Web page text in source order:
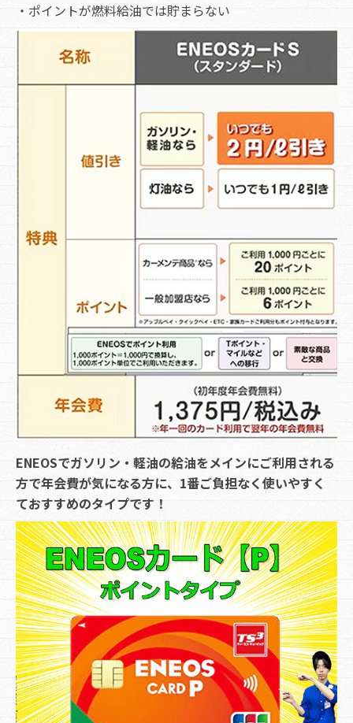
・ポイントが燃料給油では貯まらない
ENEOSでガソリン・軽油の給油をメインにご利用される
方で年会費が気になる方に、1番ご負担なく使いやすく
ておすすめのタイプです！